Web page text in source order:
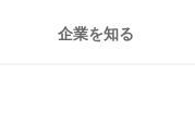
企業を知る